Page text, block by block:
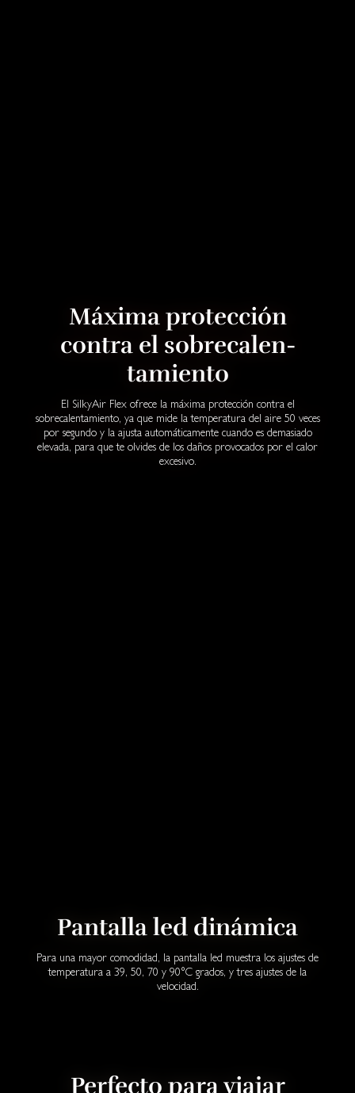
Máxima protección
contra el so­brecalen­
tamiento
El SilkyAir Flex ofrece la máxima protección contra el
sobrecalentamiento, ya que mide la temperatura del aire 50 veces
por segundo y la ajusta automáticamente cuando es demasiado
elevada, para que te olvides de los daños provocados por el calor
excesivo.
Pantalla led dinámica
Para una mayor comodidad, la pantalla led muestra los ajustes de
temperatura a 39, 50, 70 y 90°C grados, y tres ajustes de la
velocidad.
Perfecto para viajar